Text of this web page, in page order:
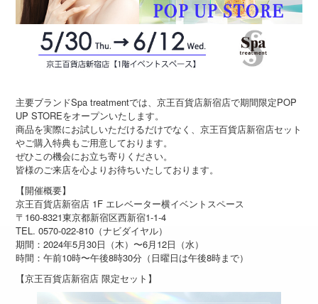
主要ブランドSpa treatmentでは、京王百貨店新宿店で期間限定POP
UP STOREをオープンいたします。
商品を実際にお試しいただけるだけでなく、京王百貨店新宿店セット
やご購入特典もご用意しております。
ぜひこの機会にお立ち寄りください。
皆様のご来店を心よりお待ちいたしております。
【開催概要】
京王百貨店新宿店 1F エレベーター横イベントスペース
〒160-8321東京都新宿区西新宿1-1-4
TEL. 0570-022-810（ナビダイヤル）
期間：2024年5⽉30⽇（木）〜6⽉12⽇（水）
時間：午前10時〜午後8時30分（⽇曜⽇は午後8時まで）
【京王百貨店新宿店 限定セット】